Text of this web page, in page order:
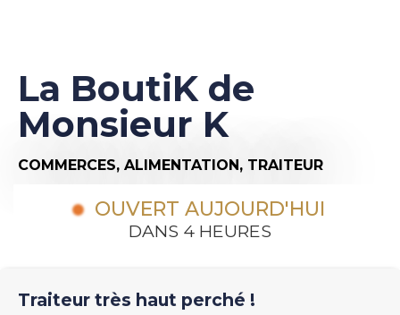
La BoutiK de
Monsieur K
COMMERCES, ALIMENTATION, TRAITEUR
OUVERT AUJOURD'HUI
DANS 4 HEURES
Traiteur très haut perché !